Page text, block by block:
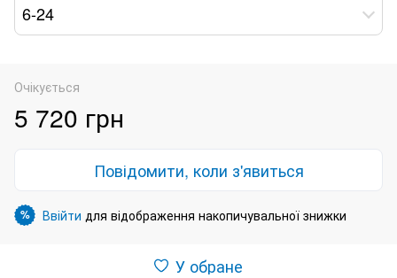
6-24
Очікується
5 720 грн
Повідомити, коли з'явиться
% Ввійти для відображення накопичувальної знижки
У обране